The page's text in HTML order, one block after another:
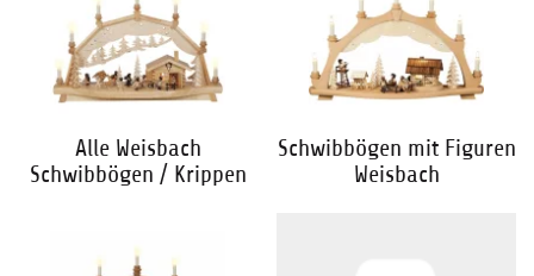
Alle Weisbach
Schwibbögen / Krippen
Schwibbögen mit Figuren
Weisbach